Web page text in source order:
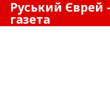
Руський Єврей
газета